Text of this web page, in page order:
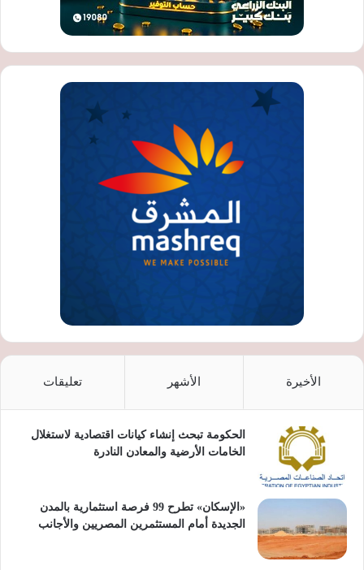
الأخيرة الأشهر تعليقات
الحكومة تبحث إنشاء كيانات اقتصادية لاستغلال
الخامات الأرضية والمعادن النادرة
«الإسكان» تطرح 99 فرصة استثمارية بالمدن
الجديدة أمام المستثمرين المصريين والأجانب